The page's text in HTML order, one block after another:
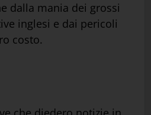
dalla mania dei grossi
inglesi e dai pericoli
costo.